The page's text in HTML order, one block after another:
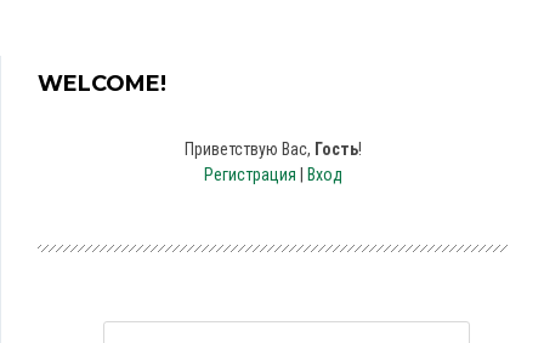
WELCOME!
Приветствую Вас, Гость!
Регистрация
Вход